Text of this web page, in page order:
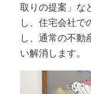
取りの提案」な
し、住宅会社で
し、通常の不動
い解消します。